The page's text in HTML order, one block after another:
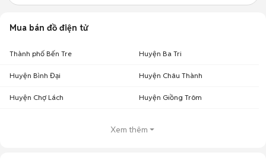
Mua bán đồ điện tử
Thành phố Bến Tre Huyện Ba Tri
Huyện Bình Đại Huyện Châu Thành
Huyện Chợ Lách Huyện Giồng Trôm
Xem thêm